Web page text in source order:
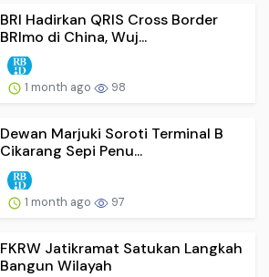
BRI Hadirkan QRIS Cross Border
BRImo di China, Wuj...
1 month ago 98
Dewan Marjuki Soroti Terminal B
Cikarang Sepi Penu...
1 month ago 97
FKRW Jatikramat Satukan Langkah
Bangun Wilayah